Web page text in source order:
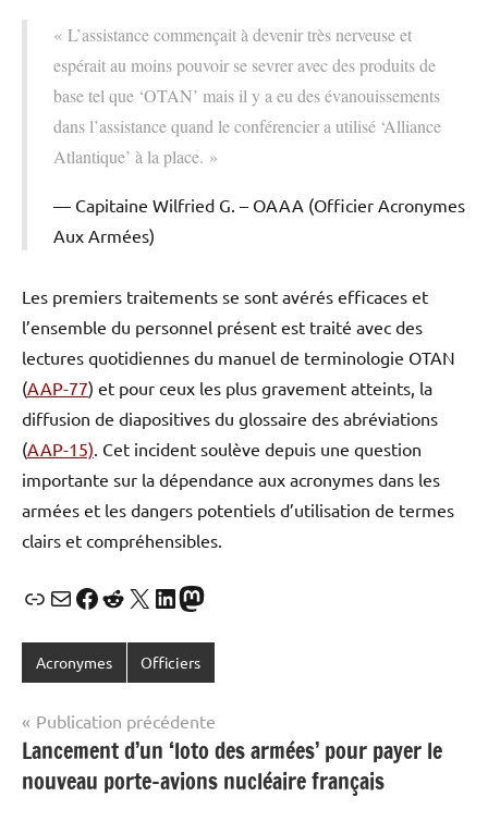
« L’assistance commençait à devenir très nerveuse et
espérait au moins pouvoir se sevrer avec des produits de
base tel que ‘OTAN’ mais il y a eu des évanouissements
dans l’assistance quand le conférencier a utilisé ‘Alliance
Atlantique’ à la place. »
Capitaine Wilfried G. – OAAA (Officier Acronymes
Aux Armées)
Les premiers traitements se sont avérés efficaces et
l’ensemble du personnel présent est traité avec des
lectures quotidiennes du manuel de terminologie OTAN
(AAP-77) et pour ceux les plus gravement atteints, la
diffusion de diapositives du glossaire des abréviations
(AAP-15) . Cet incident soulève depuis une question
importante sur la dépendance aux acronymes dans les
armées et les dangers potentiels d’utilisation de termes
clairs et compréhensibles.
LienE-mailFacebook
Reddit
X LinkedIn
Mastodon
Acronymes Officiers
Navigation
de
l’article
Publication précédente
Lancement d’un ‘loto des armées’ pour payer le
nouveau porte-avions nucléaire français